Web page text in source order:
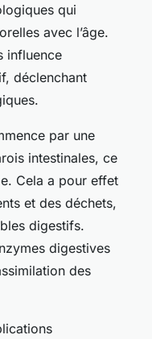
qui
avec l’âge.
influence
déclenchant
par une
intestinales, ce
Cela a pour effet
et des déchets,
digestifs.
digestives
des